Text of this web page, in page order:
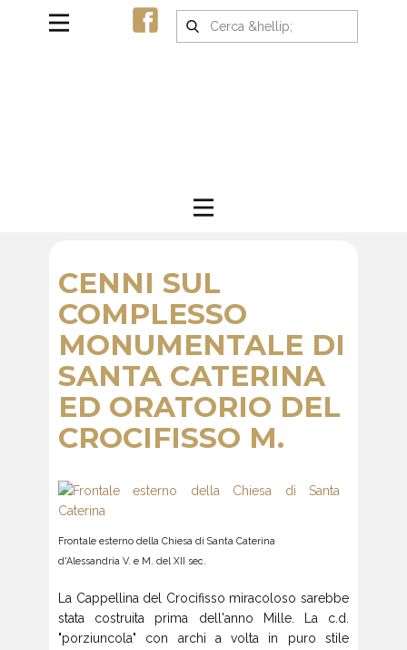
CENNI SUL
COMPLESSO
MONUMENTALE DI
SANTA CATERINA
ED ORATORIO DEL
CROCIFISSO M.
Frontale esterno della Chiesa di Santa Caterina
d'Alessandria V. e M. del XII sec.
La Cappellina del Crocifisso miracoloso sarebbe
stata costruita prima dell'anno Mille. La c.d.
"porziuncola" con archi a volta in puro stile